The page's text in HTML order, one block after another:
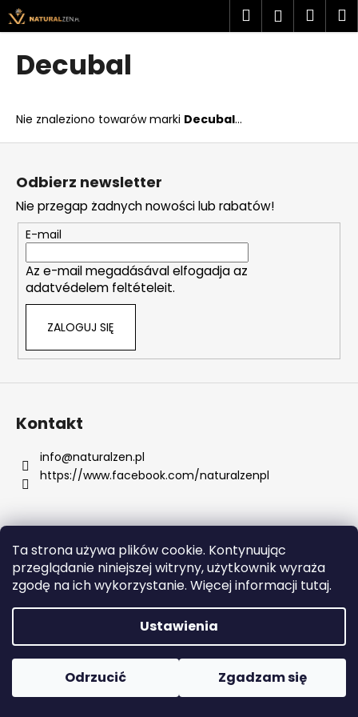
Ta strona używa plików cookie. Kontynuując
przeglądanie niniejszej witryny, użytkownik wyraża
zgodę na ich wykorzystanie. Więcej informacji tutaj.
Ustawienia
Odrzucić Zgadzam się
Przejść
do
treści
SzukajZaloguj
Decubal
Nie znaleziono towarów marki Decubal...
K
o
powrotem
powrotem
z
e
g
o
s
z
u
a
s
P
l
e
c
a
m
y
KOLAGEN
KAPSUŁEK
S
Odbierz newsletter
Nie przegap żadnych nowości lub rabatów!
E-mail
Az e-mail megadásával elfogadja az
adatvédelem feltételeit.
ZALOGUJ SIĘ
Kontakt
info@naturalzen.pl
https://www.facebook.com/naturalzenpl
Opracował Shoptet
Copyright 2026Naturalzen. Wszystkie prawa
zastrzeżone.
Edytuj ustawienia plików cookie